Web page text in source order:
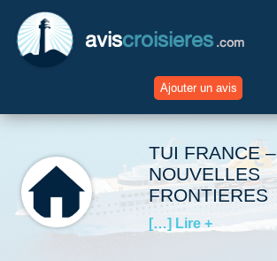
aviscroisieres .com
Ajouter un avis
Accueil
Avis Compagnies
TUI FRANCE –
NOUVELLES
FRONTIERES
[…] Lire +